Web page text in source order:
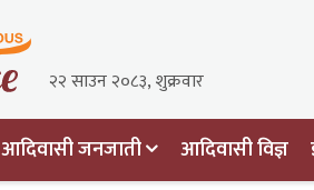
२२ साउन २०८३, शुक्रवार
आदिवासी जनजाती आदिवासी विज्ञ